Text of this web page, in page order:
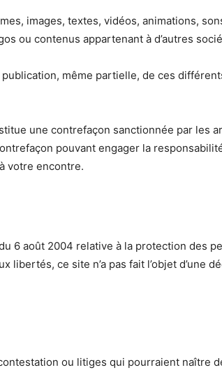
images, textes, vidéos, animations,
ou contenus appartenant à d’autres
même partielle, de ces
une contrefaçon sanctionnée par les
pouvant engager la
votre encontre.
6 août 2004 relative à la protection des
ce site n’a pas fait l’objet d’une
ou litiges qui pourraient naître